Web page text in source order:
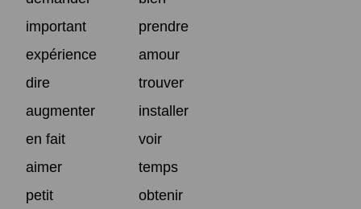
important
prendre
expérience
amour
dire
trouver
augmenter
installer
en fait
voir
aimer
temps
petit
obtenir